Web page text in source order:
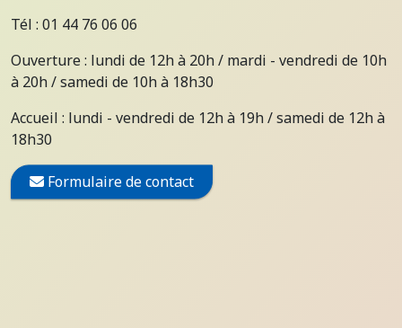
Tél : 01 44 76 06 06
Ouverture : lundi de 12h à 20h / mardi - vendredi de 10h
à 20h / samedi de 10h à 18h30
Accueil : lundi - vendredi de 12h à 19h / samedi de 12h à
18h30
Formulaire de contact